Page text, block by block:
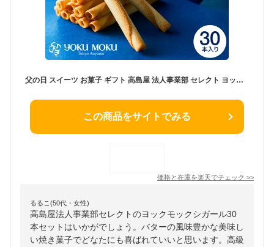
父の日 スイーツ お菓子 ギフト 高島屋 法人事業部 セレクト ヨックモック シガール 30本 YCG-E / 高級 百貨店お菓子 おすすめ 結婚内祝い 出産内祝い 結婚祝い 出産祝い お祝い プレゼント 内祝い 洋菓子 贈答品 JGS cpj お返し 父の日ギフト
この商品をサイトでみる
価格と在庫を楽天でチェック >>
るるこ(50代・女性)
高島屋法人事業部セレクトのヨックモックシガール30
本セットはいかがでしょう。バターの風味豊かな美味し
い焼き菓子でどなたにも喜ばれていいと思います。高級